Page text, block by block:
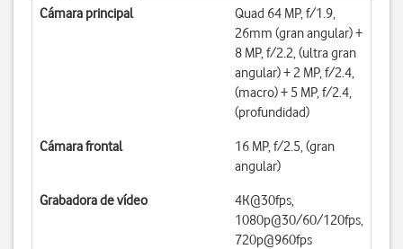
Cámara principal
Quad 64 MP, f/1.9,
26mm (gran angular) +
8 MP, f/2.2, (ultra gran
angular) + 2 MP, f/2.4,
(macro) + 5 MP, f/2.4,
(profundidad)
Cámara frontal
16 MP, f/2.5, (gran
angular)
Grabadora de vídeo
4K@30fps,
1080p@30/60/120fps,
720p@960fps